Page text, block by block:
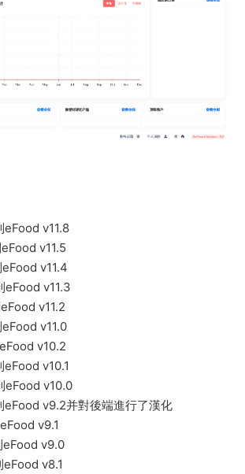
v11.8
v11.5
v11.4
v11.3
v11.2
v11.0
v10.2
v10.1
eFood v10.0
v9.2并對後端進行了漢化
v9.1
eFood v9.0
v8.1